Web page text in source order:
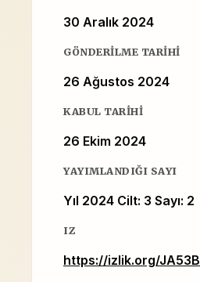
30 Aralık 2024
GÖNDERILME TARIHI
26 Ağustos 2024
KABUL TARIHI
26 Ekim 2024
YAYIMLANDIĞI SAYI
Yıl 2024 Cilt: 3 Sayı: 2
IZ
https://izlik.org/